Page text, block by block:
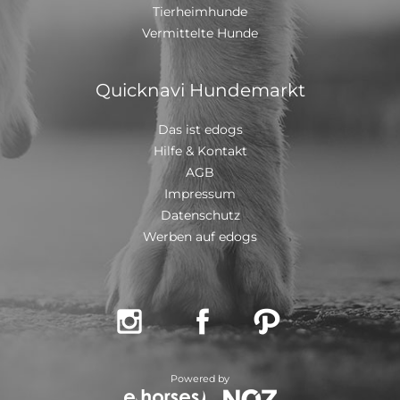
Tierheimhunde
Vermittelte Hunde
Quicknavi Hundemarkt
Das ist edogs
Hilfe & Kontakt
AGB
Impressum
Datenschutz
Werben auf edogs
  
Powered by